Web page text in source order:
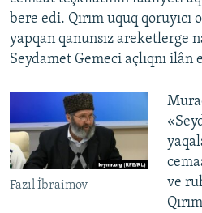
bere edi. Qırım uquq
yapqan qanunsız areketlerge
Seydamet Gemeci açlıqnı
Fazıl İbraimov
ve